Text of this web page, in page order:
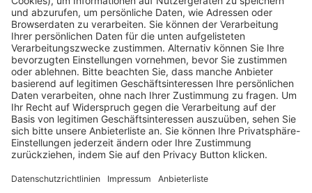
Pässe und Vereinswechsel
Trainerausbildung
Schulungsangebot Vereinsmitarbeiter
BFV-Geschäftsstellen
Trainerbörse
Login SpielPlus
FOLGE DEM BFV